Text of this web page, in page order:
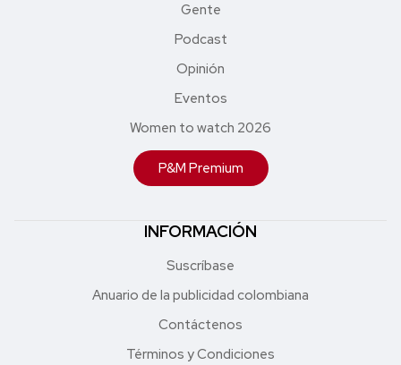
Gente
Podcast
Opinión
Eventos
Women to watch 2026
P&M Premium
INFORMACIÓN
Suscríbase
Anuario de la publicidad colombiana
Contáctenos
Términos y Condiciones